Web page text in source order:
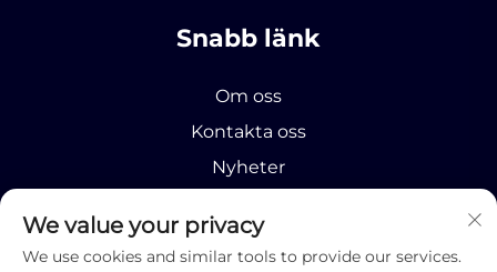
Snabb länk
Om oss
Kontakta oss
Nyheter
We value your privacy
We use cookies and similar tools to provide our services.